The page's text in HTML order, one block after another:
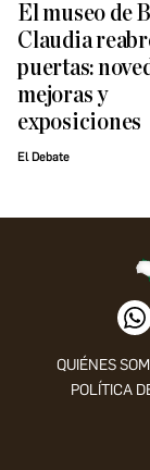
El museo de
Claudia
puertas:
mejoras y
exposiciones
El Debate
QUIÉNES
POLÍTICA